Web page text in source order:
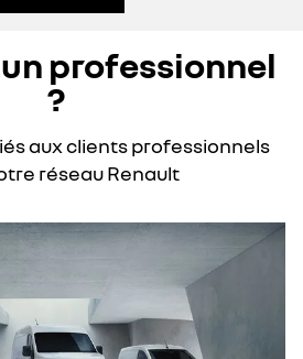
professionnel
?
aux clients professionnels
réseau Renault